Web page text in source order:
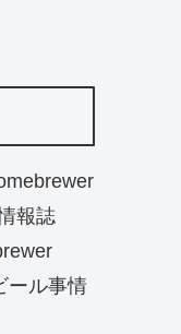
報誌
ール事情